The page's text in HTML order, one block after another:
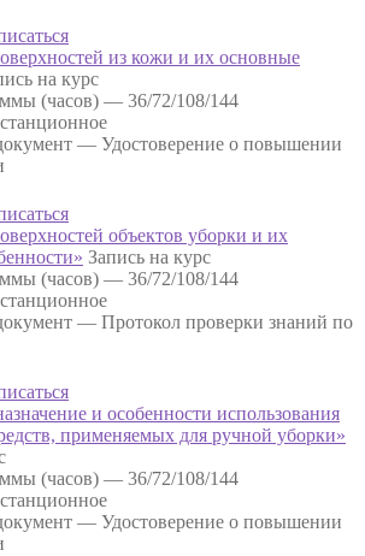
из кожи и их основные
на курс
(часов) — 36/72/108/144
— Удостоверение о повышении
объектов уборки и их
Запись на курс
(часов) — 36/72/108/144
— Протокол проверки знаний по
и особенности использования
применяемых для ручной уборки»
(часов) — 36/72/108/144
— Удостоверение о повышении